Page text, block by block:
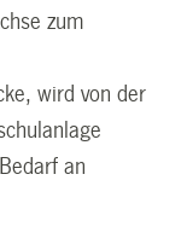
zum
wird von der
an